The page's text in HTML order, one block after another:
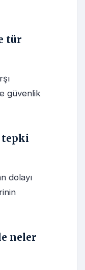
tür
güvenlik
tepki
dolayı
neler